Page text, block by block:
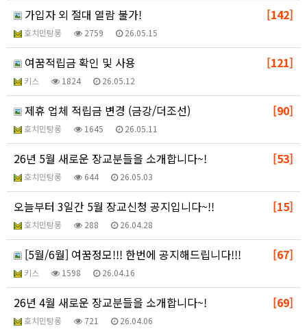
[142]
가입자 외 절대 열람 불가!
호치민탕롱 2759 26.05.15
[121]
여꿈적립금 확인 및 사용
키스 1824 26.05.12
[90]
제휴 업체 적립금 변경 (금강/더조선)
호치민탕롱 1645 26.05.11
[53]
26년 5월 새로운 장교분들을 소개합니다~!
호치민탕롱 644 26.05.03
[15]
오늘부터 3일간 5월 장교신청 공지입니다~!!
호치민탕롱 288 26.04.28
[67]
[5월/6월] 여꿈정모!!! 한번에 공지해드립니다!!!
키스 1598 26.04.16
[69]
26년 4월 새로운 장교분들을 소개합니다~!
호치민탕롱 721 26.04.06